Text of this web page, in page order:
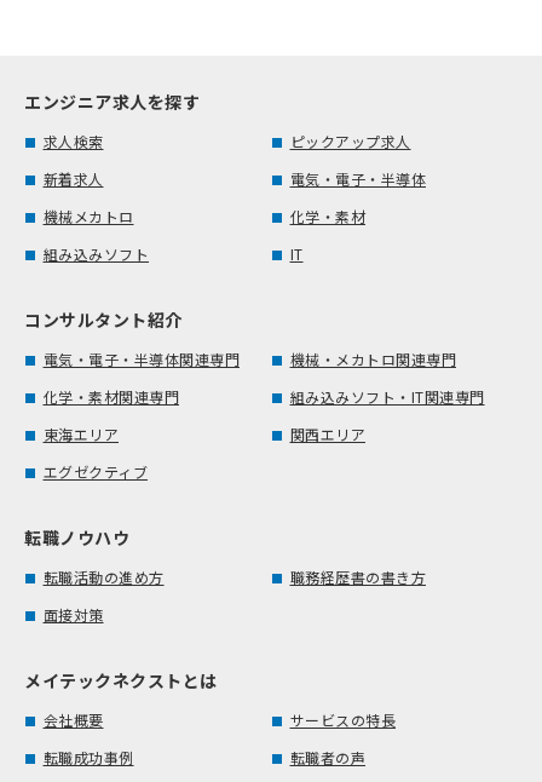
エンジニア求人を探す
求人検索
ピックアップ求人
新着求人
電気・電子・半導体
機械メカトロ
化学・素材
組み込みソフト
IT
コンサルタント紹介
電気・電子・半導体関連専門
機械・メカトロ関連専門
化学・素材関連専門
組み込みソフト・IT関連専門
東海エリア
関西エリア
エグゼクティブ
転職ノウハウ
転職活動の進め方
職務経歴書の書き方
面接対策
メイテックネクストとは
会社概要
サービスの特長
転職成功事例
転職者の声